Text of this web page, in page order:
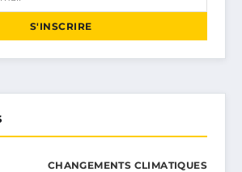
S'INSCRIRE
CHANGEMENTS CLIMATIQUES